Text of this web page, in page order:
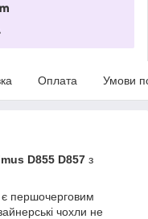
Оплата Умови
D855 D857 з
першочерговим
чохли не